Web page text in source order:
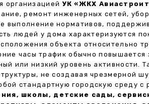
организациейУК «ЖКХ
ремонт инженерных сетей,
выполнение нормативов,
людей у дома характеризуются
объекта относительно
часы трафик обычно
или низкий уровень активности.
не создавая чрезмерной
стандартную городскую среду
школы, детские сады,